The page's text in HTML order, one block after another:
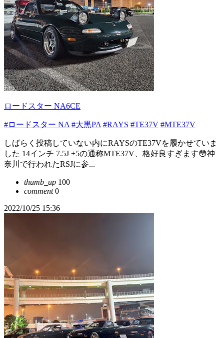
ロードスター NA6CE
#ロードスター NA #大黒PA #RAYS #TE37V #MTE37V
しばらく投稿していない内にRAYSのTE37Vを履かせていま
した 14インチ 7.5J +5の通称MTE37V、格好良すぎます😳神
奈川で行われたRSJに参...
thumb_up 100
comment0
2022/10/25 15:36